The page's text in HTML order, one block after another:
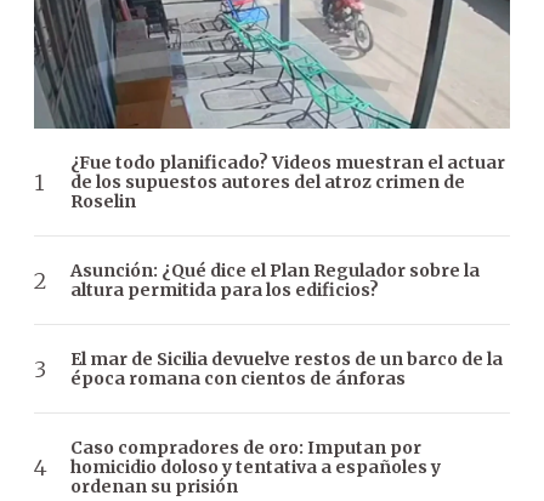
¿Fue todo planificado? Videos muestran el actuar
de los supuestos autores del atroz crimen de
Roselin
Asunción: ¿Qué dice el Plan Regulador sobre la
altura permitida para los edificios?
El mar de Sicilia devuelve restos de un barco de la
época romana con cientos de ánforas
Caso compradores de oro: Imputan por
homicidio doloso y tentativa a españoles y
ordenan su prisión